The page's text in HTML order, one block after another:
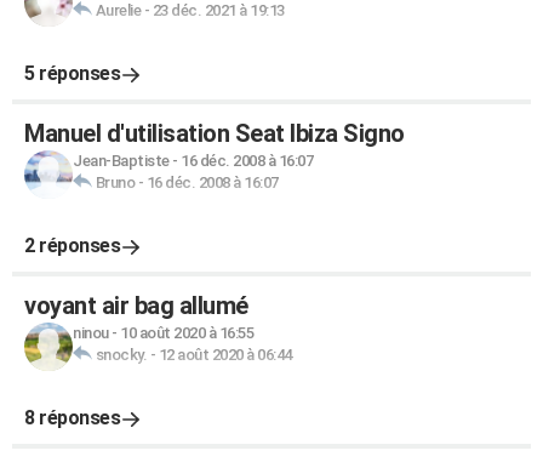
Aurelie- 23 déc. 2021 à 19:13
5 réponses
Manuel d'utilisation Seat Ibiza Signo
Jean-Baptiste- 16 déc. 2008 à 16:07
Bruno- 16 déc. 2008 à 16:07
2 réponses
voyant air bag allumé
ninou- 10 août 2020 à 16:55
snocky. - 12 août 2020 à 06:44
8 réponses